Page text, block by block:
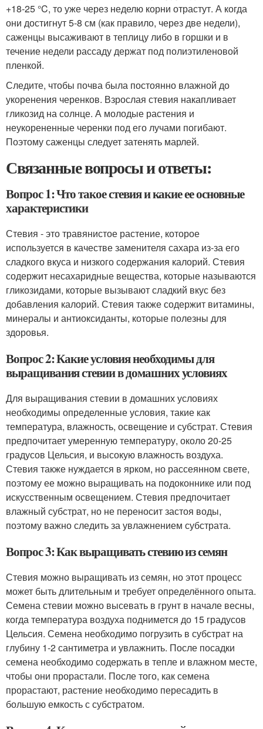
+18-25 °C, то уже через неделю корни отрастут. А когда
они достигнут 5-8 см (как правило, через две недели),
саженцы высаживают в теплицу либо в горшки и в
течение недели рассаду держат под полиэтиленовой
пленкой.
Следите, чтобы почва была постоянно влажной до
укоренения черенков. Взрослая стевия накапливает
гликозид на солнце. А молодые растения и
неукорененные черенки под его лучами погибают.
Поэтому саженцы следует затенять марлей.
Связанные вопросы и ответы:
Вопрос 1: Что такое стевия и какие ее основные
характеристики
Стевия - это травянистое растение, которое
используется в качестве заменителя сахара из-за его
сладкого вкуса и низкого содержания калорий. Стевия
содержит несахаридные вещества, которые называются
гликозидами, которые вызывают сладкий вкус без
добавления калорий. Стевия также содержит витамины,
минералы и антиоксиданты, которые полезны для
здоровья.
Вопрос 2: Какие условия необходимы для
выращивания стевии в домашних условиях
Для выращивания стевии в домашних условиях
необходимы определенные условия, такие как
температура, влажность, освещение и субстрат. Стевия
предпочитает умеренную температуру, около 20-25
градусов Цельсия, и высокую влажность воздуха.
Стевия также нуждается в ярком, но рассеянном свете,
поэтому ее можно выращивать на подоконнике или под
искусственным освещением. Стевия предпочитает
влажный субстрат, но не переносит застоя воды,
поэтому важно следить за увлажнением субстрата.
Вопрос 3: Как выращивать стевию из семян
Стевия можно выращивать из семян, но этот процесс
может быть длительным и требует определённого опыта.
Семена стевии можно высевать в грунт в начале весны,
когда температура воздуха поднимется до 15 градусов
Цельсия. Семена необходимо погрузить в субстрат на
глубину 1-2 сантиметра и увлажнить. После посадки
семена необходимо содержать в тепле и влажном месте,
чтобы они прорастали. После того, как семена
прорастают, растение необходимо пересадить в
большую емкость с субстратом.